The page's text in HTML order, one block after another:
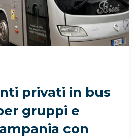
privati in bus
gruppi e
con